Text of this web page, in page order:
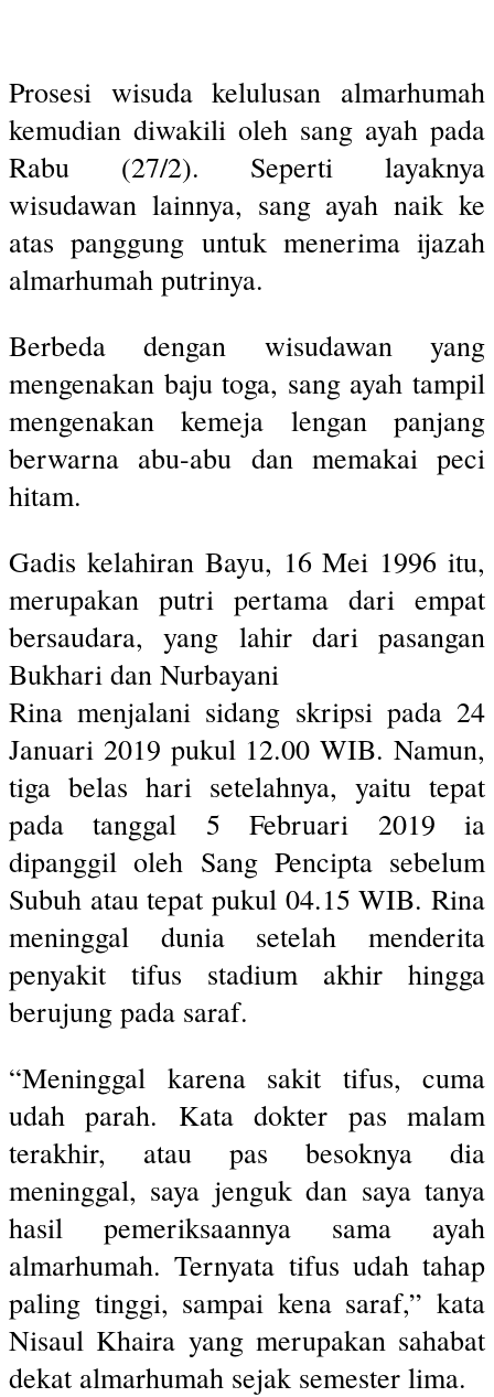
Prosesi wisuda kelulusan almarhumah
kemudian diwakili oleh sang ayah pada
Rabu (27/2). Seperti layaknya
wisudawan lainnya, sang ayah naik ke
atas panggung untuk menerima ijazah
almarhumah putrinya.
Berbeda dengan wisudawan yang
mengenakan baju toga, sang ayah tampil
mengenakan kemeja lengan panjang
berwarna abu-abu dan memakai peci
hitam.
Gadis kelahiran Bayu, 16 Mei 1996 itu,
merupakan putri pertama dari empat
bersaudara, yang lahir dari pasangan
Bukhari dan Nurbayani
Rina menjalani sidang skripsi pada 24
Januari 2019 pukul 12.00 WIB. Namun,
tiga belas hari setelahnya, yaitu tepat
pada tanggal 5 Februari 2019 ia
dipanggil oleh Sang Pencipta sebelum
Subuh atau tepat pukul 04.15 WIB. Rina
meninggal dunia setelah menderita
penyakit tifus stadium akhir hingga
berujung pada saraf.
“Meninggal karena sakit tifus, cuma
udah parah. Kata dokter pas malam
terakhir, atau pas besoknya dia
meninggal, saya jenguk dan saya tanya
hasil pemeriksaannya sama ayah
almarhumah. Ternyata tifus udah tahap
paling tinggi, sampai kena saraf,” kata
Nisaul Khaira yang merupakan sahabat
dekat almarhumah sejak semester lima.